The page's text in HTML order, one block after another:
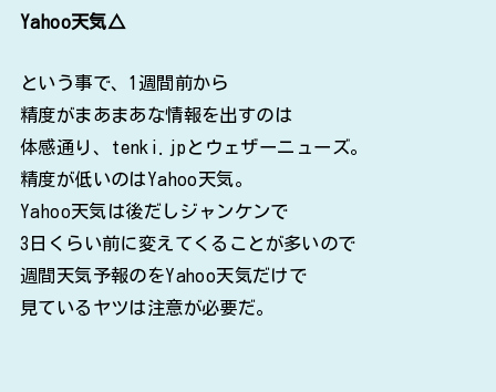
Yahoo天気△
という事で、1週間前から
精度がまあまあな情報を出すのは
体感通り、tenki.jpとウェザーニューズ。
精度が低いのはYahoo天気。
Yahoo天気は後だしジャンケンで
3日くらい前に変えてくることが多いので
週間天気予報のをYahoo天気だけで
見ているヤツは注意が必要だ。